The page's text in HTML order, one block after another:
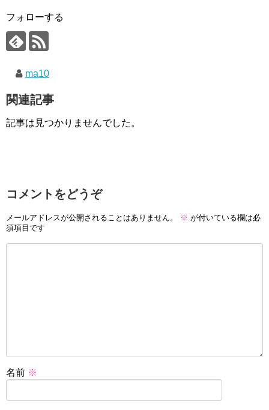
フォローする
ma10
関連記事
記事は見つかりませんでした。
コメントをどうぞ
メールアドレスが公開されることはありません。 ※ が付いている欄は必
須項目です
名前 ※